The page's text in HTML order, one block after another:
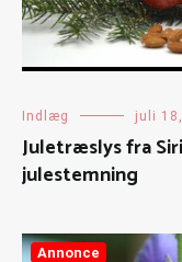
Indlæg juli
Juletræslys fra
julestemning
Annonce